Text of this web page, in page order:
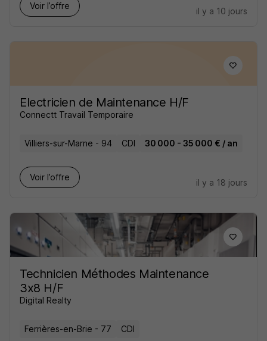
Voir l’offre
il y a 10 jours
Electricien de Maintenance H/F
Connectt Travail Temporaire
Villiers-sur-Marne - 94 CDI 30 000 - 35 000 € / an
Voir l’offre
il y a 18 jours
Technicien Méthodes Maintenance
3x8 H/F
Digital Realty
Ferrières-en-Brie - 77 CDI